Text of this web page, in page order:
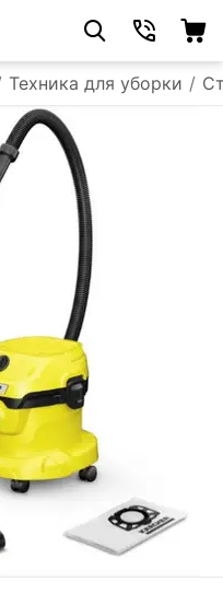
Техника для уборки /